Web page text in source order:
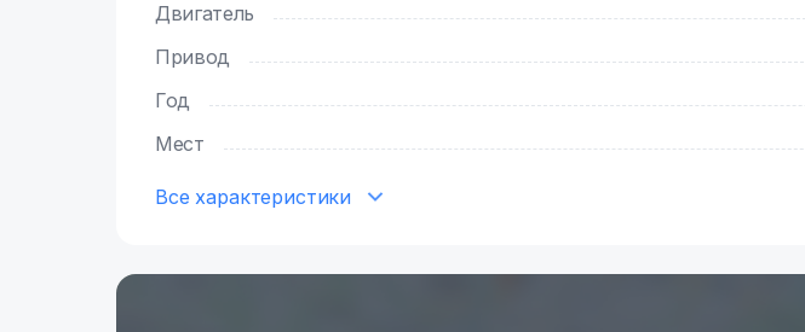
Двигатель
Привод
Год
Мест
Все характеристики